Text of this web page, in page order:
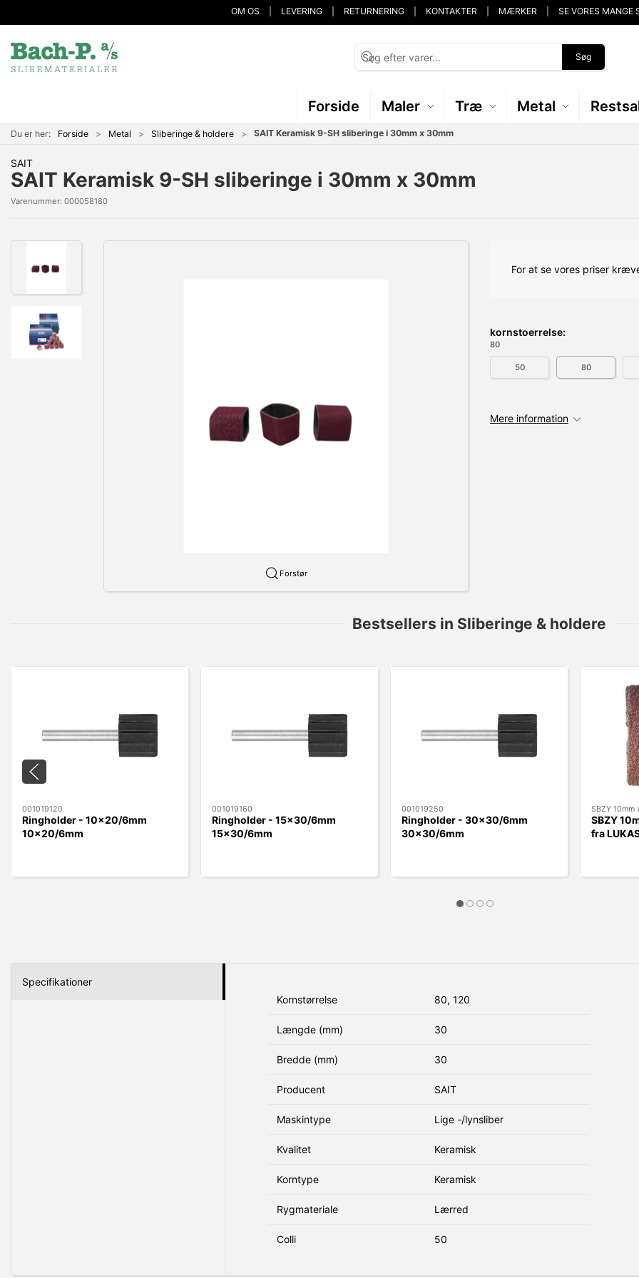
OM OS LEVERING RETURNERING KONTAKTER MÆRKER SE VORES MANGE
Søg
Forside Maler Træ Metal
Du er her: Forside Metal Sliberinge & holdere SAIT Keramisk 9-SH sliberinge i 30mm x 30mm
SAIT
SAIT Keramisk 9-SH sliberinge i 30mm x 30mm
Varenummer: 000058180
Forstør
For at se vores priser
kornstoerrelse:
80
50 80
Mere information
Bestsellers in Sliberinge & holdere
001019120
Ringholder - 10x20/6mm
10x20/6mm
001019160
Ringholder - 15x30/6mm
15x30/6mm
001019250
Ringholder - 30x30/6mm
30x30/6mm
SBZY
SBZY
fra
Specifikationer
Kornstørrelse
80, 120
Længde (mm) 30
Bredde (mm) 30
Producent SAIT
Maskintype Lige -/lynsliber
Kvalitet Keramisk
Korntype Keramisk
Rygmateriale Lærred
Colli 50